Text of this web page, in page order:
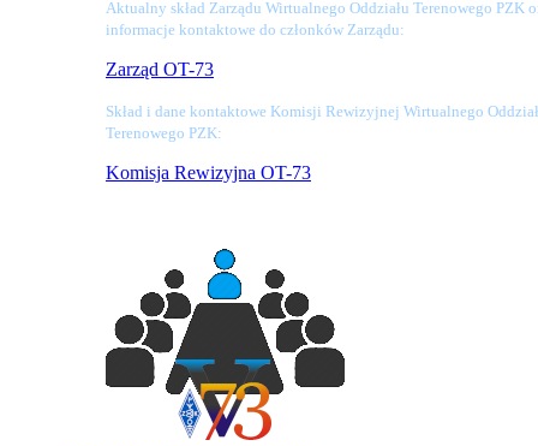
Aktualny skład Zarządu Wirtualnego Oddziału Terenowego PZK
informacje kontaktowe do członków Zarządu:
Zarząd OT-73
Skład i dane kontaktowe Komisji Rewizyjnej Wirtualnego
Terenowego PZK:
Komisja Rewizyjna OT-73